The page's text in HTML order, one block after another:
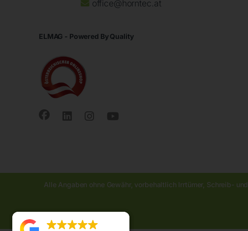
office@horntec.at
ELMAG - Powered By Quality
Alle Angaben ohne Gewähr, vorbehaltlich Irrtümer, Schreib-